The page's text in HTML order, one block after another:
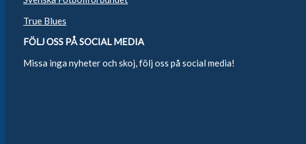
True Blues
FÖLJ OSS PÅ SOCIAL MEDIA
Missa inga nyheter och skoj, följ oss på social media!